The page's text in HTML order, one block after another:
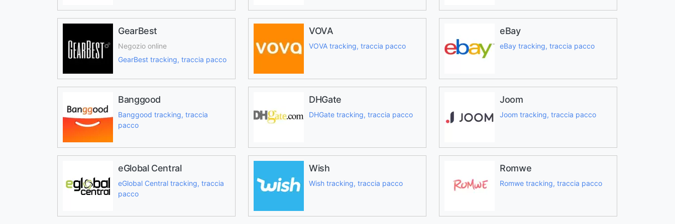
GearBest
Negozio online
GearBest tracking, traccia pacco
VOVA
VOVA tracking, traccia pacco
eBay
eBay tracking, traccia pacco
Banggood
Banggood tracking, traccia
pacco
DHGate
DHGate tracking, traccia pacco
Joom
Joom tracking, traccia pacco
eGlobal Central
eGlobal Central tracking, traccia
pacco
Wish
Wish tracking, traccia pacco
Romwe
Romwe tracking, traccia pacco